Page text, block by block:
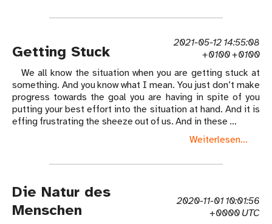
Getting Stuck
2021-05-12 14:55:08
+0100 +0100
We all know the situation when you are getting stuck at
something. And you know what I mean. You just don’t make
progress towards the goal you are having in spite of you
putting your best effort into the situation at hand. And it is
effing frustrating the sheeze out of us. And in these …
Weiterlesen...
Die Natur des
Menschen
2020-11-01 10:01:56
+0000 UTC